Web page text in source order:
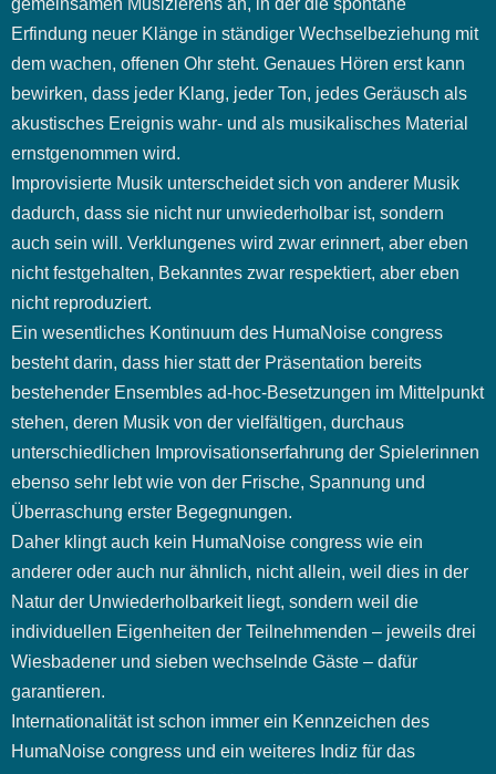
gemeinsamen Musizierens an, in der die spontane
Erfindung neuer Klänge in ständiger Wechselbeziehung mit
dem wachen, offenen Ohr steht. Genaues Hören erst kann
bewirken, dass jeder Klang, jeder Ton, jedes Geräusch als
akustisches Ereignis wahr- und als musikalisches Material
ernstgenommen wird.
Improvisierte Musik unterscheidet sich von anderer Musik
dadurch, dass sie nicht nur unwiederholbar ist, sondern
auch sein will. Verklungenes wird zwar erinnert, aber eben
nicht festgehalten, Bekanntes zwar respektiert, aber eben
nicht reproduziert.
Ein wesentliches Kontinuum des HumaNoise congress
besteht darin, dass hier statt der Präsentation bereits
bestehender Ensembles ad-hoc-Besetzungen im Mittelpunkt
stehen, deren Musik von der vielfältigen, durchaus
unterschiedlichen Improvisationserfahrung der Spielerinnen
ebenso sehr lebt wie von der Frische, Spannung und
Überraschung erster Begegnungen.
Daher klingt auch kein HumaNoise congress wie ein
anderer oder auch nur ähnlich, nicht allein, weil dies in der
Natur der Unwiederholbarkeit liegt, sondern weil die
individuellen Eigenheiten der Teilnehmenden – jeweils drei
Wiesbadener und sieben wechselnde Gäste – dafür
garantieren.
Internationalität ist schon immer ein Kennzeichen des
HumaNoise congress und ein weiteres Indiz für das